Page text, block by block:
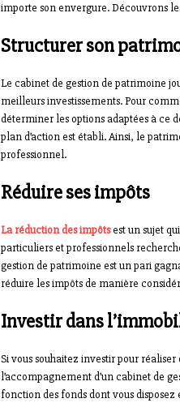
importe son envergure. Découvrons
Structurer son
Le cabinet de gestion de patrimoine
meilleurs investissements. Pour
déterminer les options adaptées à ce
plan d’action est établi. Ainsi, le
professionnel.
Réduire ses impôts
La réduction des impôtsest un sujet
particuliers et professionnels
gestion de patrimoine est un pari
réduire les impôts de manière
Investir dans
Si vous souhaitez investir pour
l’accompagnement d’un cabinet de
fonction des fonds dont vous disposez